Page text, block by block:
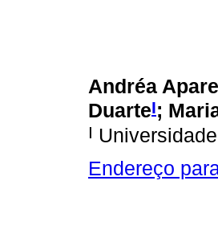
Andréa
DuarteI;
I
Endereço